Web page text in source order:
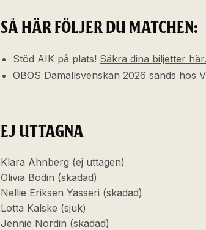
SÅ HÄR FÖLJER DU MATCHEN:
Stöd AIK på plats! Säkra dina biljetter här.
OBOS Damallsvenskan 2026 sänds hos
EJ UTTAGNA
Klara Ahnberg (ej uttagen)
Olivia Bodin (skadad)
Nellie Eriksen Yasseri (skadad)
Lotta Kalske (sjuk)
Jennie Nordin (skadad)